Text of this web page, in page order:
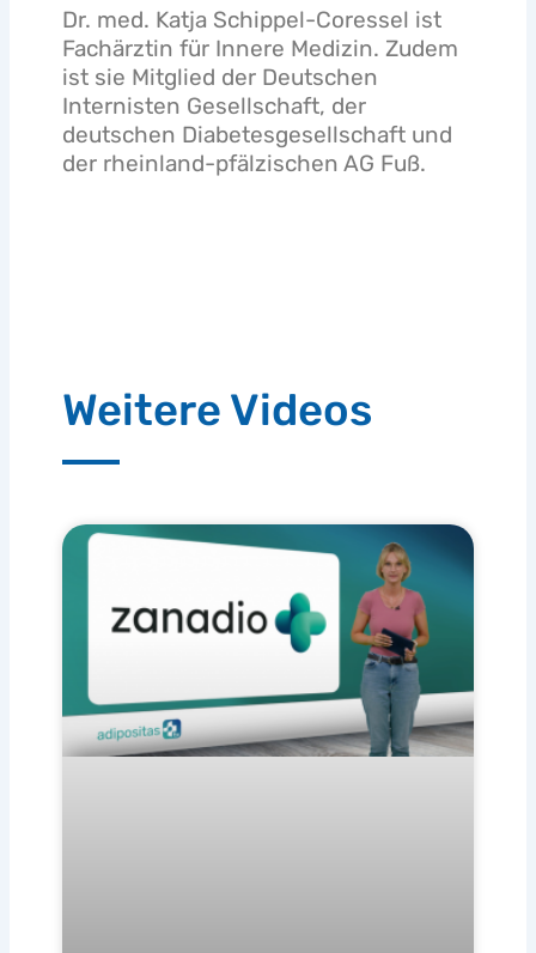
Dr. med. Katja Schippel-Coressel ist
Fachärztin für Innere Medizin. Zudem
ist sie Mitglied der Deutschen
Internisten Gesellschaft, der
deutschen Diabetesgesellschaft und
der rheinland-pfälzischen AG Fuß.
Weitere Videos